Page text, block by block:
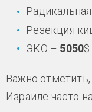
Резекция
ЭКО – 5050$
Важно
Израиле часто